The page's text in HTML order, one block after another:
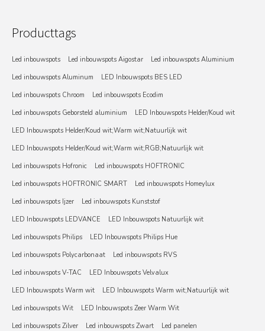
Producttags
Led inbouwspots Led inbouwspots Aigostar
Led inbouwspots Aluminium
Led inbouwspots Aluminum
LED Inbouwspots BES LED
Led inbouwspots Chroom
Led inbouwspots Ecodim
Led inbouwspots Geborsteld aluminium
LED Inbouwspots Helder/Koud wit
LED Inbouwspots Helder/Koud wit;Warm wit;Natuurlijk wit
LED Inbouwspots Helder/Koud wit;Warm wit;RGB;Natuurlijk wit
Led inbouwspots Hofronic
Led inbouwspots HOFTRONIC
Led inbouwspots HOFTRONIC SMART
Led inbouwspots Homeylux
Led inbouwspots Ijzer
Led inbouwspots Kunststof
LED Inbouwspots LEDVANCE
LED Inbouwspots Natuurlijk wit
Led inbouwspots Philips
LED Inbouwspots Philips Hue
Led inbouwspots Polycarbonaat
Led inbouwspots RVS
Led inbouwspots V-TAC
LED Inbouwspots Velvalux
LED Inbouwspots Warm wit
LED Inbouwspots Warm wit;Natuurlijk wit
Led inbouwspots Wit
LED Inbouwspots Zeer Warm Wit
Led inbouwspots Zilver
Led inbouwspots Zwart
Led panelen